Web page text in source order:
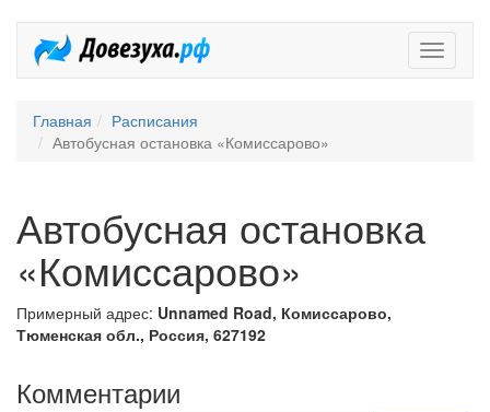
Главная
Расписания
Автобусная остановка «Комиссарово»
Автобусная остановка
«Комиссарово»
Примерный адрес: Unnamed Road, Комиссарово,
Тюменская обл., Россия, 627192
Комментарии